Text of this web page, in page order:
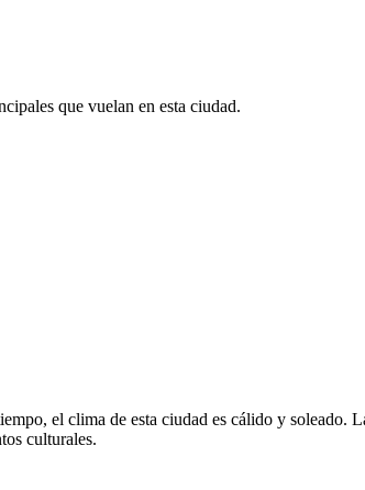
que vuelan en esta ciudad.
el clima de esta ciudad es cálido y soleado.
culturales.